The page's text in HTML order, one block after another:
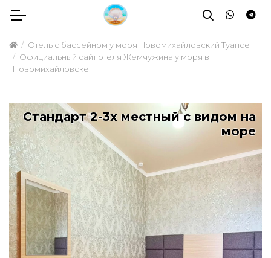
Отель с бассейном у моря Новомихайловский Туапсе
Официальный сайт отеля Жемчужина у моря в
Новомихайловске
Стандарт 2-3х местный с видом на
море